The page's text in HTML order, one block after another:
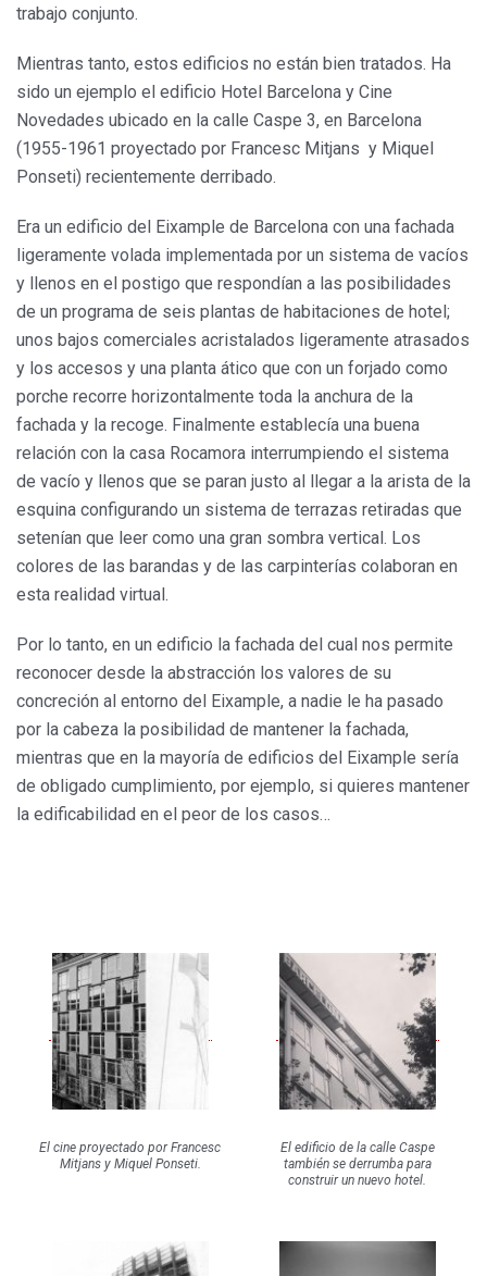
trabajo conjunto.
Mientras tanto, estos edificios no están bien tratados. Ha
sido un ejemplo el edificio Hotel Barcelona y Cine
Novedades ubicado en la calle Caspe 3, en Barcelona
(1955-1961 proyectado por Francesc Mitjans y Miquel
Ponseti) recientemente derribado.
Era un edificio del Eixample de Barcelona con una fachada
ligeramente volada implementada por un sistema de vacíos
y llenos en el postigo que respondían a las posibilidades
de un programa de seis plantas de habitaciones de hotel;
unos bajos comerciales acristalados ligeramente atrasados
y los accesos y una planta ático que con un forjado como
porche recorre horizontalmente toda la anchura de la
fachada y la recoge. Finalmente establecía una buena
relación con la casa Rocamora interrumpiendo el sistema
de vacío y llenos que se paran justo al llegar a la arista de la
esquina configurando un sistema de terrazas retiradas que
setenían que leer como una gran sombra vertical. Los
colores de las barandas y de las carpinterías colaboran en
esta realidad virtual.
Por lo tanto, en un edificio la fachada del cual nos permite
reconocer desde la abstracción los valores de su
concreción al entorno del Eixample, a nadie le ha pasado
por la cabeza la posibilidad de mantener la fachada,
mientras que en la mayoría de edificios del Eixample sería
de obligado cumplimiento, por ejemplo, si quieres mantener
la edificabilidad en el peor de los casos…
El cine proyectado por Francesc
Mitjans y Miquel Ponseti.
El edificio de la calle Caspe
también se derrumba para
construir un nuevo hotel.